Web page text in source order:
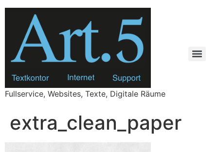
Zum
springen
Fullservice, Websites, Texte, Digitale Räume
extra_clean_paper